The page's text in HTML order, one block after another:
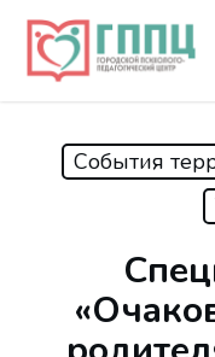
Skip
main
События